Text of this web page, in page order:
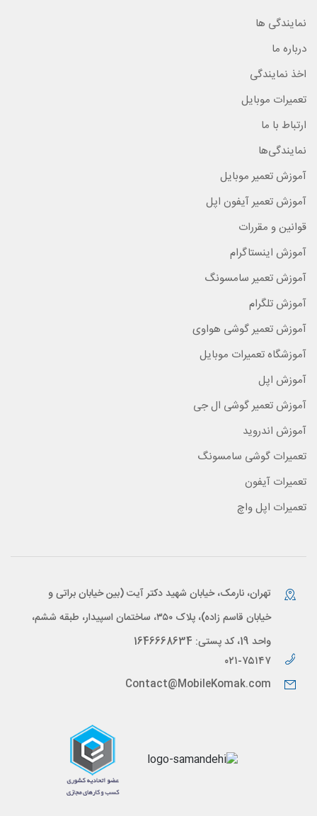
نمایندگی ها
درباره ما
اخذ نمایندگی
تعمیرات موبایل
ارتباط با ما
نمایندگی‌ها
آموزش تعمیر موبایل
آموزش تعمیر آیفون اپل
قوانین و مقررات
آموزش اینستاگرام
آموزش تعمیر سامسونگ
آموزش تلگرام
آموزش تعمیر گوشی هواوی
آموزشگاه تعمیرات موبایل
آموزش اپل
آموزش تعمیر گوشی ال جی
آموزش اندروید
تعمیرات گوشی سامسونگ
تعمیرات آیفون
تعمیرات اپل واچ
تهران، نارمک، خیابان شهید دکتر آیت (بین خیابان براتی و
خیابان قاسم زاده)، پلاک ۳۵۰، ساختمان اسپیدار، طبقه ششم،
واحد 19، کد پستی: 1646668634
۰۲۱-۷۵۱۴۷
Contact@MobileKomak.com